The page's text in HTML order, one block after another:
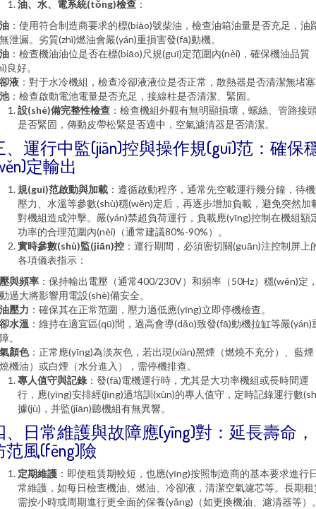
油、水、電系統(tǒng)檢查 ：
：使用符合制造商要求的標(biāo)號柴油，檢查油箱油量是否充足，油
泄漏。劣質(zhì)燃油會嚴(yán)重損害發(fā)動機。
：檢查機油油位是否在標(biāo)尺規(guī)定范圍內(nèi)，確保機油品質
良好。
液 ：對于水冷機組，檢查冷卻液液位是否正常，散熱器是否清潔無堵
：檢查啟動電池電量是否充足，接線柱是否清潔、緊固。
設(shè)備完整性檢查 ：檢查機組外觀有無明顯損壞，螺絲、管路接
是否緊固，傳動皮帶松緊是否適中，空氣濾清器是否清潔。
、運行中監(jiān)控與操作規(guī)范：確保
定輸出
規(guī)范啟動與加載 ：遵循啟動程序，通常先空載運行幾分鐘，待
壓力、水溫等參數(shù)穩(wěn)定后，再逐步增加負載，避免突然加
對機組造成沖擊。嚴(yán)禁超負荷運行，負載應(yīng)控制在機組額
功率的合理范圍內(nèi)（通常建議80%-90%）。
實時參數(shù)監(jiān)控 ：運行期間，必須密切關(guān)注控制屏上
各項儀表指示：
與頻率 ：保持輸出電壓（通常400/230V）和頻率（50Hz）穩(wěn)定
過大將影響用電設(shè)備安全。
壓力 ：確保其在正常范圍，壓力過低應(yīng)立即停機檢查。
水溫 ：維持在適宜區(qū)間，過高會導(dǎo)致發(fā)動機拉缸等嚴(yán)
。
顏色：正常應(yīng)為淡灰色，若出現(xiàn)黑煙（燃燒不充分）、藍煙
機油）或白煙（水分進入），需停機排查。
專人值守與記錄 ：發(fā)電機運行時，尤其是大功率機組或長時間運
行，應(yīng)安排經(jīng)過培訓(xùn)的專人值守，定時記錄運行數
據(jù)，并監(jiān)聽機組有無異響。
、日常維護與故障應(yīng)對：延長壽命，
范風(fēng)險
定期維護 ：即使租賃期較短，也應(yīng)按照制造商的基本要求進行
常維護，如每日檢查機油、燃油、冷卻液，清潔空氣濾芯等。長期租
需按小時或周期進行更全面的保養(yǎng)（如更換機油、濾清器等）